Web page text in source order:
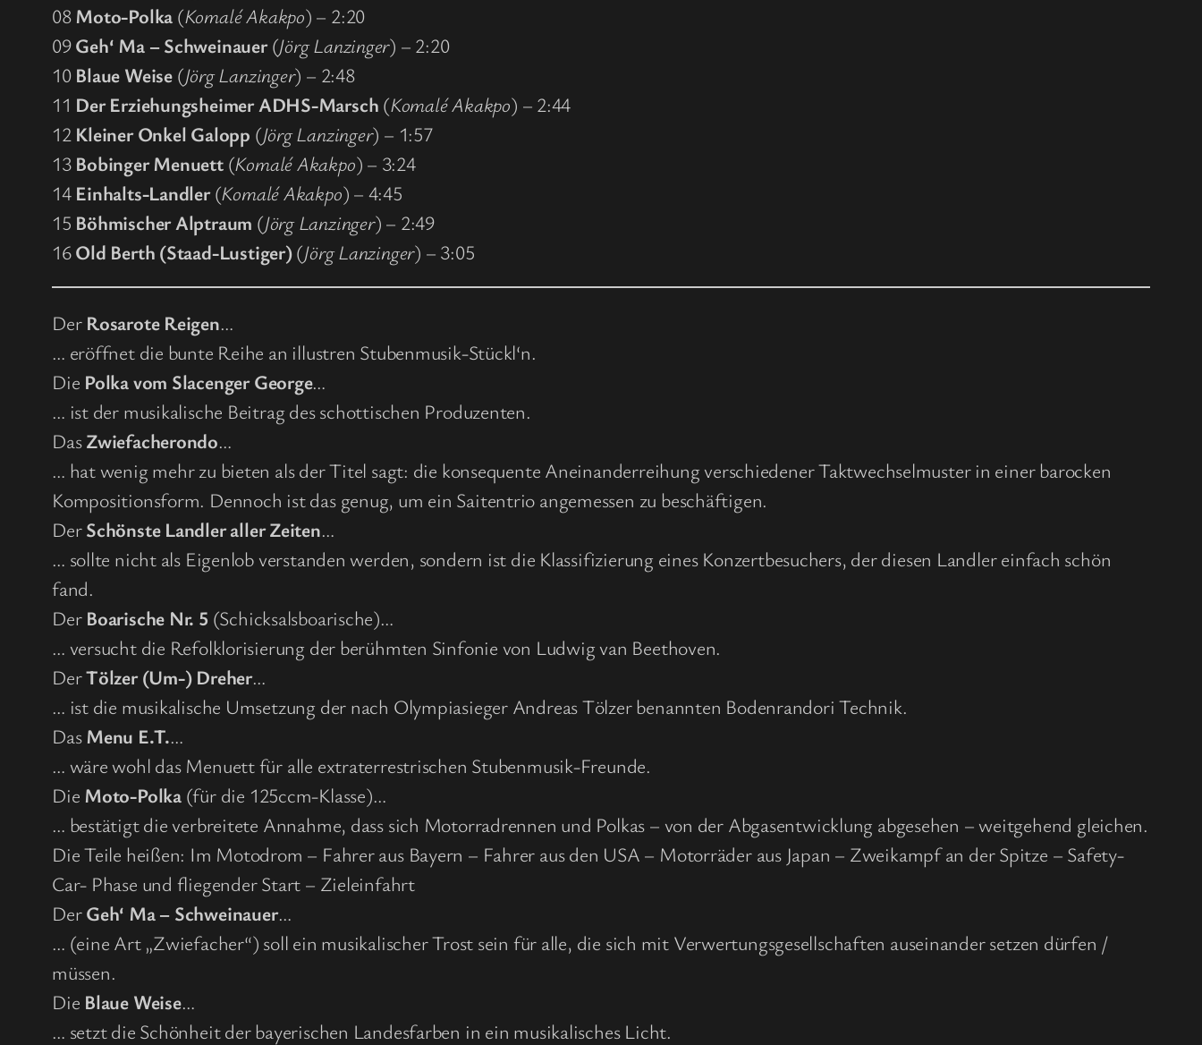
08 Moto-Polka (Komalé Akakpo) – 2:20
09Geh‘ Ma – Schweinauer(Jörg Lanzinger) – 2:20
10 Blaue Weise(Jörg Lanzinger) – 2:48
11 Der Erziehungsheimer ADHS-Marsch (Komalé Akakpo) – 2:44
12 Kleiner Onkel Galopp (Jörg Lanzinger) – 1:57
13 Bobinger Menuett(Komalé Akakpo) – 3:24
14 Einhalts-Landler(Komalé Akakpo) – 4:45
15 Böhmischer Alptraum (Jörg Lanzinger) – 2:49
16Old Berth (Staad-Lustiger)(Jörg Lanzinger) – 3:05
Der Rosarote Reigen…
… eröffnet die bunte Reihe an illustren Stubenmusik-Stückl‘n.
Die Polka vom Slacenger George…
… ist der musikalische Beitrag des schottischen Produzenten.
DasZwiefacherondo…
… hat wenig mehr zu bieten als der Titel sagt: die konsequente Aneinanderreihung verschiedener Taktwechselmuster in einer barocken
Kompositionsform. Dennoch ist das genug, um ein Saitentrio angemessen zu beschäftigen.
DerSchönste Landler aller Zeiten…
… sollte nicht als Eigenlob verstanden werden, sondern ist die Klassifizierung eines Konzertbesuchers, der diesen Landler einfach schön
fand.
Der Boarische Nr. 5 (Schicksalsboarische)…
… versucht die Refolklorisierung der berühmten Sinfonie von Ludwig van Beethoven.
DerTölzer (Um-) Dreher…
… ist die musikalische Umsetzung der nach Olympiasieger Andreas Tölzer benannten Bodenrandori Technik.
Das Menu E.T.…
… wäre wohl das Menuett für alle extraterrestrischen Stubenmusik-Freunde.
Die Moto-Polka(für die 125ccm-Klasse)…
… bestätigt die verbreitete Annahme, dass sich Motorradrennen und Polkas – von der Abgasentwicklung abgesehen – weitgehend gleichen.
Die Teile heißen: Im Motodrom – Fahrer aus Bayern – Fahrer aus den USA – Motorräder aus Japan – Zweikampf an der Spitze – Safety-
Car- Phase und fliegender Start – Zieleinfahrt
DerGeh‘ Ma – Schweinauer…
… (eine Art „Zwiefacher“) soll ein musikalischer Trost sein für alle, die sich mit Verwertungsgesellschaften auseinander setzen dürfen /
müssen.
Die Blaue Weise…
… setzt die Schönheit der bayerischen Landesfarben in ein musikalisches Licht.